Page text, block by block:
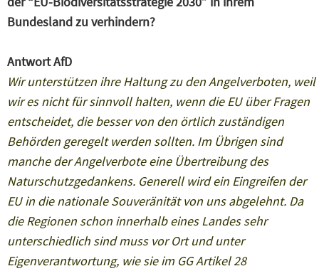
Bundesland zu verhindern?
Antwort AfD
Wir unterstützen ihre Haltung zu den Angelverboten, weil
wir es nicht für sinnvoll halten, wenn die EU über Fragen
entscheidet, die besser von den örtlich zuständigen
Behörden geregelt werden sollten. Im Übrigen sind
manche der Angelverbote eine Übertreibung des
Naturschutzgedankens. Generell wird ein Eingreifen der
EU in die nationale Souveränität von uns abgelehnt. Da
die Regionen schon innerhalb eines Landes sehr
unterschiedlich sind muss vor Ort und unter
Eigenverantwortung, wie sie im GG Artikel 28